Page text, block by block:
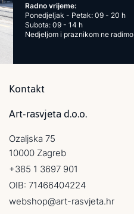
Radno vrijeme:
Ponedjeljak - Petak: 09 - 20 h
Subota: 09 - 14 h
Nedjeljom i praznikom ne radimo
Kontakt
Art-rasvjeta d.o.o.
Ozaljska 75
10000 Zagreb
+385 1 3697 901
OIB: 71466404224
webshop@art-rasvjeta.hr